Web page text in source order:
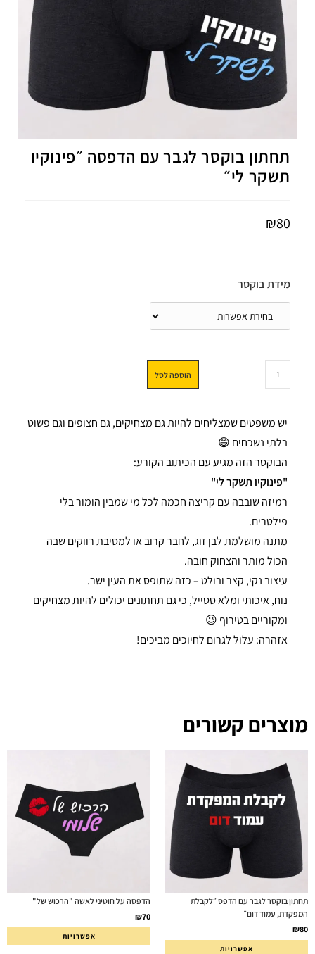
תחתון בוקסר לגבר עם הדפסה ״פינוקיו
תשקר לי״
₪80
מידת בוקסר
הוספה לסל
יש משפטים שמצליחים להיות גם מצחיקים, גם חצופים וגם פשוט
בלתי נשכחים 😄
הבוקסר הזה מגיע עם הכיתוב הקורע:
"פינוקיו תשקר לי"
רמיזה שובבה עם קריצה חכמה לכל מי שמבין הומור בלי
פילטרים.
מתנה מושלמת לבן זוג, לחבר קרוב או למסיבת רווקים שבה
הכול מותר והצחוק חובה.
עיצוב נקי, קצר ובולט – כזה שתופס את העין ישר.
נוח, איכותי ומלא סטייל, כי גם תחתונים יכולים להיות מצחיקים
ומקוריים בטירוף 😉
אזהרה: עלול לגרום לחיוכים מביכים!
מוצרים קשורים
תחתון בוקסר לגבר עם הדפס ״לקבלת
המפקדת, עמוד דום״
₪80
אפשרויות
הדפסה על חוטיני לאשה "הרכוש של"
₪70
אפשרויות